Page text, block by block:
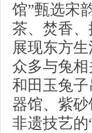
馆”甄选宋
茶、焚香
展现东方
众多与兔
和田玉兔
器馆、紫
非遗技艺的